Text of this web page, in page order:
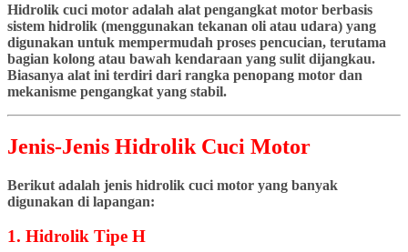
Hidrolik cuci motor adalah alat pengangkat motor berbasis
sistem hidrolik (menggunakan tekanan oli atau udara) yang
digunakan untuk mempermudah proses pencucian, terutama
bagian kolong atau bawah kendaraan yang sulit dijangkau.
Biasanya alat ini terdiri dari rangka penopang motor dan
mekanisme pengangkat yang stabil.
Jenis-Jenis Hidrolik Cuci Motor
Berikut adalah jenis hidrolik cuci motor yang banyak
digunakan di lapangan:
1. Hidrolik Tipe H